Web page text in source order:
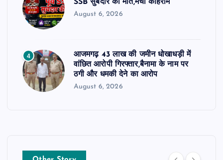
SSB सुबेदार की मौत,मचा कोहराम
August 6, 2026
4
आजमगढ़ 43 लाख की जमीन धोखाधड़ी में
वांछित आरोपी गिरफ्तार,बैनामा के नाम पर
ठगी और धमकी देने का आरोप
August 6, 2026